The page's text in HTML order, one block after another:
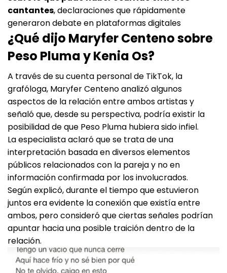
cantantes, declaraciones que rápidamente
generaron debate en plataformas digitales
¿Qué dijo Maryfer Centeno sobre
Peso Pluma y Kenia Os?
A través de su cuenta personal de TikTok, la
grafóloga, Maryfer Centeno analizó algunos
aspectos de la relación entre ambos artistas y
señaló que, desde su perspectiva, podría existir la
posibilidad de que Peso Pluma hubiera sido infiel.
La especialista aclaró que se trata de una
interpretación basada en diversos elementos
públicos relacionados con la pareja y no en
información confirmada por los involucrados.
Según explicó, durante el tiempo que estuvieron
juntos era evidente la conexión que existía entre
ambos, pero consideró que ciertas señales podrían
apuntar hacia una posible traición dentro de la
relación.